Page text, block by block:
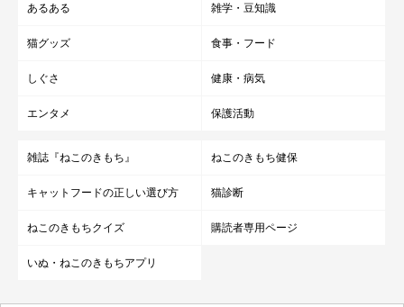
あるある 雑学・豆知識
猫グッズ 食事・フード
しぐさ 健康・病気
エンタメ 保護活動
雑誌『ねこのきもち』 ねこのきもち健保
キャットフードの正しい選び方 猫診断
ねこのきもちクイズ 購読者専用ページ
いぬ・ねこのきもちアプリ